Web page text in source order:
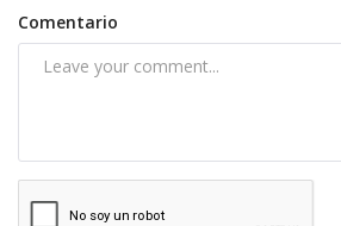
Comentario